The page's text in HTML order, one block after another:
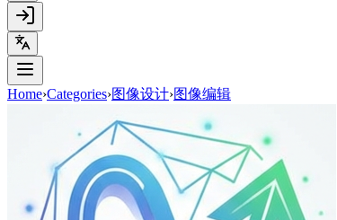
Home›Categories›图像设计›图像编辑